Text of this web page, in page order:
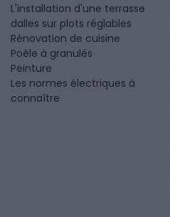
L'installation d'une terrasse
dalles sur plots réglables
Rénovation de cuisine
Poêle à granulés
Peinture
Les normes électriques à
connaître